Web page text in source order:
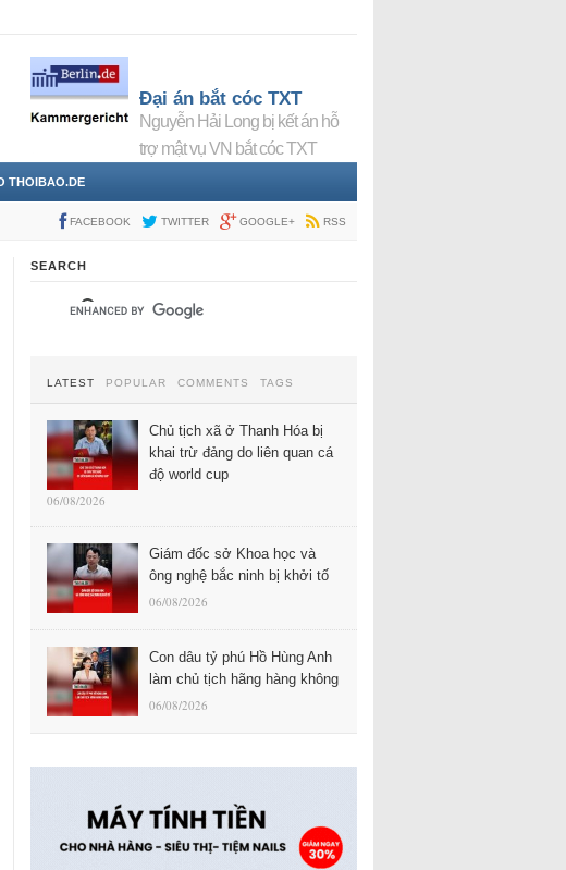
Đại án bắt cóc TXT
Nguyễn Hải Long bị kết án hỗ
trợ mật vụ VN bắt cóc TXT
THOIBAO.DE
FACEBOOK TWITTER GOOGLE+ RSS
SEARCH
LATEST POPULAR COMMENTS TAGS
Chủ tịch xã ở Thanh Hóa bị
khai trừ đảng do liên quan cá
độ world cup
06/08/2026
Giám đốc sở Khoa học và
ông nghệ bắc ninh bị khởi tố
06/08/2026
Con dâu tỷ phú Hồ Hùng Anh
làm chủ tịch hãng hàng không
06/08/2026